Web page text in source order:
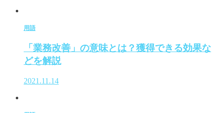
用語
「業務改善」の意味とは？獲得できる効果な
どを解説
2021.11.14